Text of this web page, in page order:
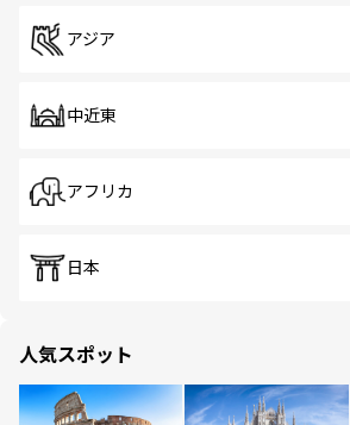
アジア
中近東
アフリカ
日本
人気スポット